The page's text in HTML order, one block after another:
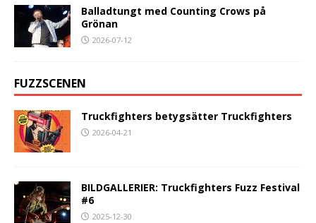
Balladtungt med Counting Crows på
Grönan
2026-07-12
FUZZSCENEN
Truckfighters betygsätter Truckfighters
2026-04-21
BILDGALLERIER: Truckfighters Fuzz Festival
#6
2025-12-30